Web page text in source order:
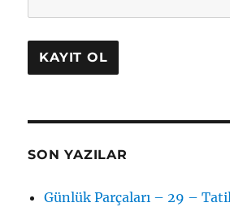
SON YAZILAR
Günlük Parçaları – 29 –